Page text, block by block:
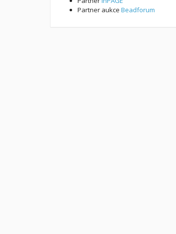
Partner aukce Beadforum